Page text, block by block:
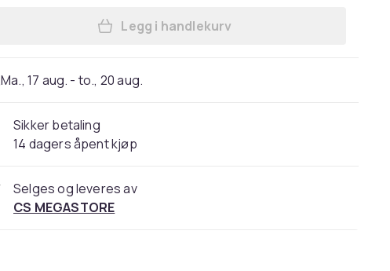
Legg Rosle morter 14 cm porselen
Legg i handlekurv
Ma., 17 aug. - to., 20 aug.
Sikker betaling
14 dagers åpent kjøp
Selges og leveres av
CS MEGASTORE